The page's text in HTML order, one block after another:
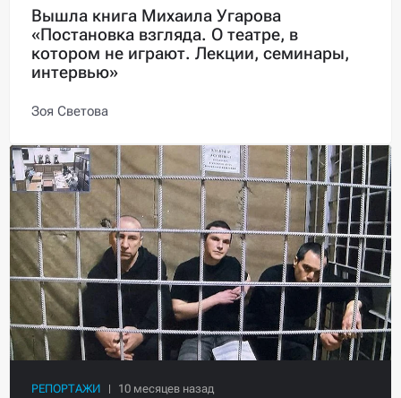
Вышла книга Михаила Угарова
«Постановка взгляда. О театре, в
котором не играют. Лекции, семинары,
интервью»
Зоя Светова
РЕПОРТАЖИ